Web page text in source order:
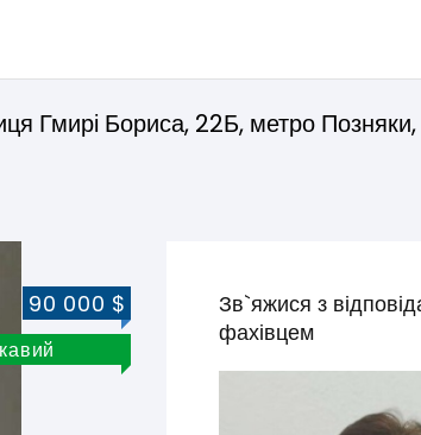
Гмирі Бориса, 22Б, метро
90 000 $
Зв`яжися з
фахівцем